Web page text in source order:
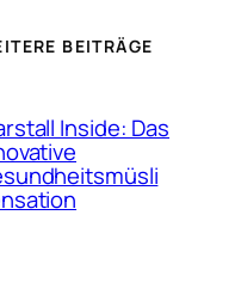
BEITRÄGE
Inside: Das